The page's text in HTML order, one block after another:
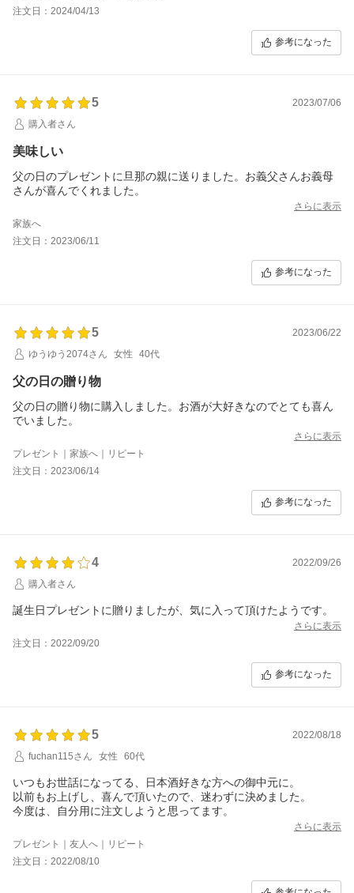
注文日：2024/04/13
参考になった
5
2023/07/06
購入者さん
美味しい
父の日のプレゼントに旦那の親に送りました。お義父さんお義母
さんが喜んでくれました。
さらに表示
家族へ
注文日：2023/06/11
参考になった
5
2023/06/22
ゆうゆう2074さん
女性 40代
父の日の贈り物
父の日の贈り物に購入しました。お酒が大好きなのでとても喜ん
でいました。
さらに表示
プレゼント｜家族へ｜リピート
注文日：2023/06/14
参考になった
4
2022/09/26
購入者さん
誕生日プレゼントに贈りましたが、気に入って頂けたようです。
さらに表示
注文日：2022/09/20
参考になった
5
2022/08/18
fuchan115さん
女性 60代
いつもお世話になってる、日本酒好きな方への御中元に。
以前もお上げし、喜んで頂いたので、迷わずに決めました。
今度は、自分用に注文しようと思ってます。
さらに表示
プレゼント｜友人へ｜リピート
注文日：2022/08/10